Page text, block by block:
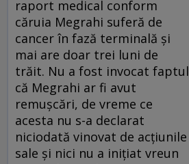
raport medical conform
căruia Megrahi suferă de
cancer în fază terminală şi
mai are doar trei luni de
trăit. Nu a fost invocat faptul
că Megrahi ar fi avut
remuşcări, de vreme ce
acesta nu s-a declarat
niciodată vinovat de acţiunile
sale şi nici nu a iniţiat vreun